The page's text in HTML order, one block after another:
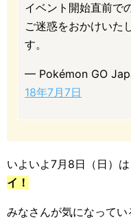
イベント開始直前で
ご迷惑をおかけいた
す。
— Pokémon GO
18年7月7日
いよいよ7月8日（日）は
イ！
みなさんが気になって